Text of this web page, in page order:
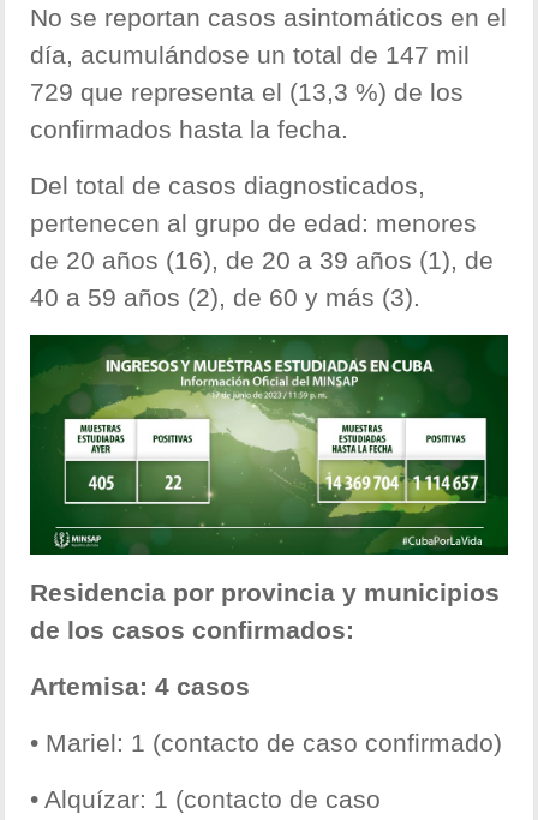
No se reportan casos asintomáticos en el
día, acumulándose un total de 147 mil
729 que representa el (13,3 %) de los
confirmados hasta la fecha.
Del total de casos diagnosticados,
pertenecen al grupo de edad: menores
de 20 años (16), de 20 a 39 años (1), de
40 a 59 años (2), de 60 y más (3).
Residencia por provincia y municipios
de los casos confirmados:
Artemisa: 4 casos
• Mariel: 1 (contacto de caso confirmado)
• Alquízar: 1 (contacto de caso